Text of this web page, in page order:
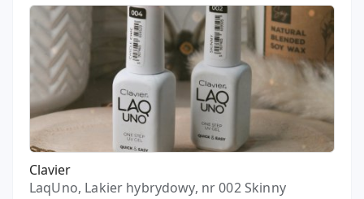
Clavier
LaqUno, Lakier hybrydowy, nr 002 Skinny